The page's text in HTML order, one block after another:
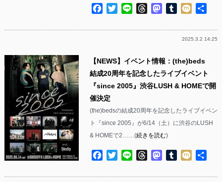
Facebook
TwitterLine ThreadsMastodon
Tumblr
Mixi
2025.3.2 14:25
【NEWS】イベント情報：(the)beds
結成20周年を記念したライブイベント
『since 2005』渋谷LUSH & HOMEで開
催決定
(the)bedsの結成20周年を記念したライブイベン
ト『since 2005』が6/14（土）に渋谷のLUSH
& HOMEで2……(続きを読む)
Facebook
TwitterLine ThreadsMastodon
Tumblr
Mixi